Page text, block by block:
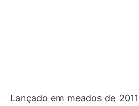
Lançado em meados de